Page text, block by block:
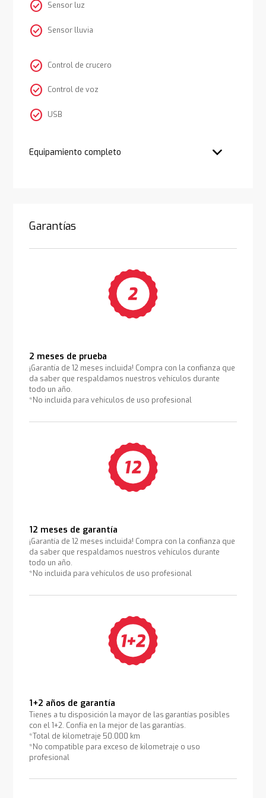
check_circle Sensor luz
check_circle Sensor lluvia
check_circle Control de crucero
check_circle Control de voz
check_circle USB
Equipamiento completo
Garantías
2 meses de prueba
¡Garantía de 12 meses incluida! Compra con la confianza que
da saber que respaldamos nuestros vehículos durante
todo un año.
*No incluida para vehículos de uso profesional
12 meses de garantía
¡Garantía de 12 meses incluida! Compra con la confianza que
da saber que respaldamos nuestros vehículos durante
todo un año.
*No incluida para vehículos de uso profesional
1+2 años de garantía
Tienes a tu disposición la mayor de las garantías posibles
con el 1+2. Confía en la mejor de las garantías.
*Total de kilometraje 50.000 km
*No compatible para exceso de kilometraje o uso
profesional